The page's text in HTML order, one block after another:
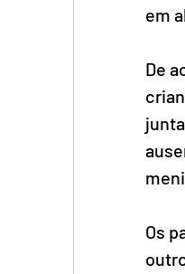
em
De
Os